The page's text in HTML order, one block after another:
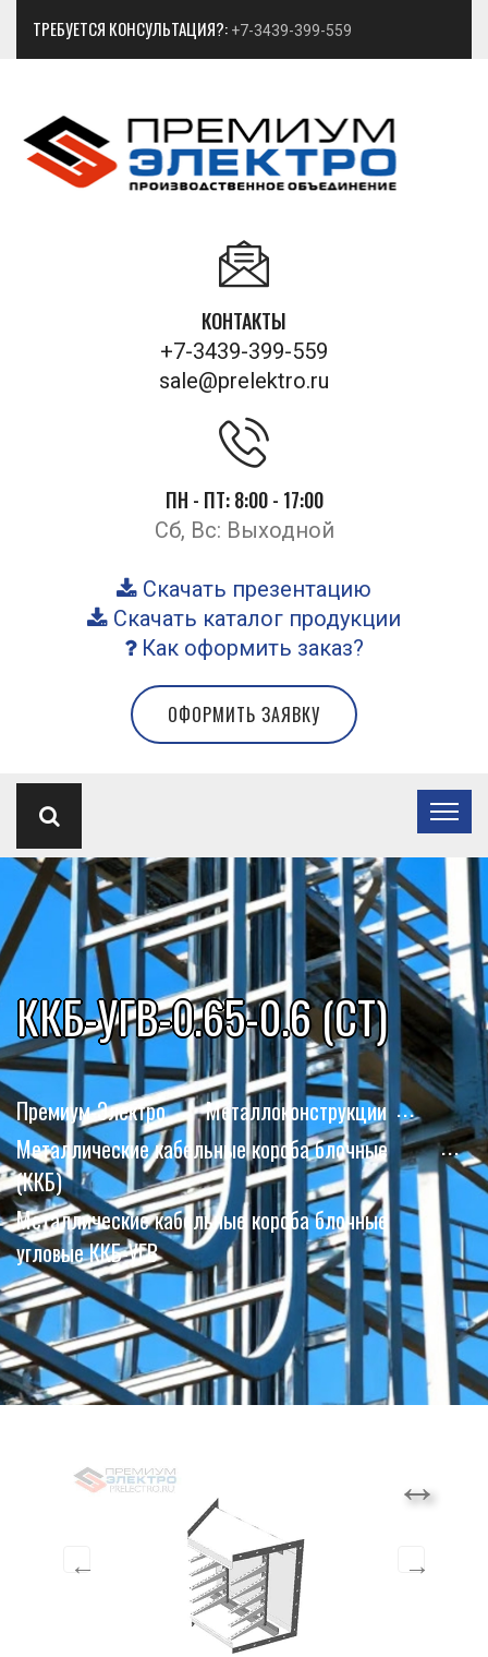
ТРЕБУЕТСЯ КОНСУЛЬТАЦИЯ?: +7-3439-399-559
КОНТАКТЫ
+7-3439-399-559
sale@prelektro.ru
ПН - ПТ: 8:00 - 17:00
Сб, Вс: Выходной
Скачать презентацию
Скачать каталог продукции
Как оформить заказ?
ОФОРМИТЬ ЗАЯВКУ
ККБ-УГВ-0.65-0.6 (СТ)
Премиум-Электро
Металлоконструкции
Металлические кабельные короба блочные
(ККБ)
Металлические кабельные короба блочные
угловые ККБ-УГВ